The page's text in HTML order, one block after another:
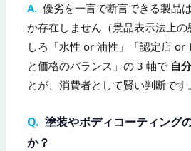
A. 優劣を一言で断言できる製品
か存在しません（景品表示法上
しろ「水性 or 油性」「認定店 or
と価格のバランス」の 3 軸で 自
とが、消費者として賢い判断です。
Q. 塗装やボディコーティング
か？